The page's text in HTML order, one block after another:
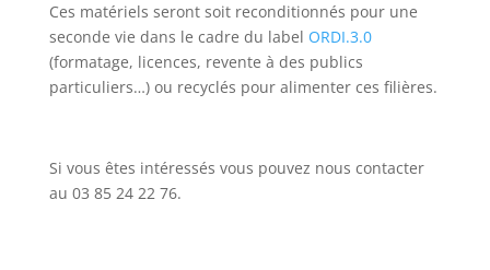
Ces matériels seront soit reconditionnés pour une
seconde vie dans le cadre du label ORDI.3.0
(formatage, licences, revente à des publics
particuliers…) ou recyclés pour alimenter ces filières.
Si vous êtes intéressés vous pouvez nous contacter
au 03 85 24 22 76.